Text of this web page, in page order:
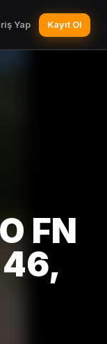
Yap Kayıt Ol
FN